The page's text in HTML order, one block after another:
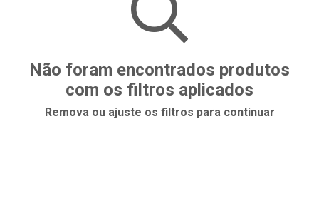
Não foram encontrados produtos
com os filtros aplicados
Remova ou ajuste os filtros para continuar